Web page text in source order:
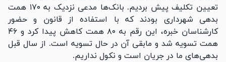
تعیین تکلیف پیش بردیم. بانک‌ها مدعی نزدیک به ۱۷۰ همت
بدهی شهرداری بودند که با استفاده از قانون و حضور
کارشناسان خبره، این رقم به ۸۰ همت کاهش پیدا کرد و ۴۶
همت تسویه شد و مابقی آن در حال تسویه است. از سال قبل
بدهی‌های ما در جریان است و نکول نداریم.